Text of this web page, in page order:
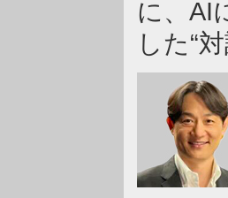
に、AI
した“